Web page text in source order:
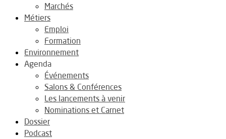
Marchés
Métiers
Emploi
Formation
Environnement
Agenda
Événements
Salons & Conférences
Les lancements à venir
Nominations et Carnet
Dossier
Podcast